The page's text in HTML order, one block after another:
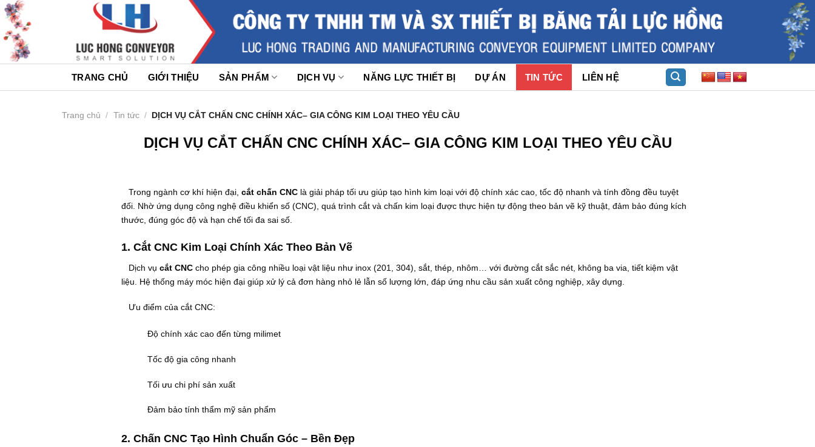
Skip
to
content
TRANG CHỦ GIỚI THIỆU SẢN PHẨM DỊCH VỤ NĂNG LỰC THIẾT BỊ DỰ ÁN TIN TỨC LIÊN HỆ
Trang chủ / Tin tức / DỊCH VỤ CẮT CHẤN CNC CHÍNH XÁC– GIA CÔNG KIM LOẠI THEO YÊU CẦU
DỊCH VỤ CẮT CHẤN CNC CHÍNH XÁC– GIA CÔNG KIM LOẠI THEO YÊU CẦU
Trong ngành cơ khí hiện đại, cắt chấn CNClà giải pháp tối ưu giúp tạo hình kim loại với độ chính xác cao, tốc độ nhanh và tính đồng đều tuyệt
đối. Nhờ ứng dụng công nghệ điều khiển số (CNC), quá trình cắt và chấn kim loại được thực hiện tự động theo bản vẽ kỹ thuật, đảm bảo đúng kích
thước, đúng góc độ và hạn chế tối đa sai số.
1. Cắt CNC Kim Loại Chính Xác Theo Bản Vẽ
Dịch vụ cắt CNCcho phép gia công nhiều loại vật liệu như inox (201, 304), sắt, thép, nhôm… với đường cắt sắc nét, không ba via, tiết kiệm vật
liệu. Hệ thống máy móc hiện đại giúp xử lý cả đơn hàng nhỏ lẻ lẫn số lượng lớn, đáp ứng nhu cầu sản xuất công nghiệp, xây dựng.
Ưu điểm của cắt CNC:
Độ chính xác cao đến từng milimet
Tốc độ gia công nhanh
Tối ưu chi phí sản xuất
Đảm bảo tính thẩm mỹ sản phẩm
2. Chấn CNC Tạo Hình Chuẩn Góc – Bền Đẹp